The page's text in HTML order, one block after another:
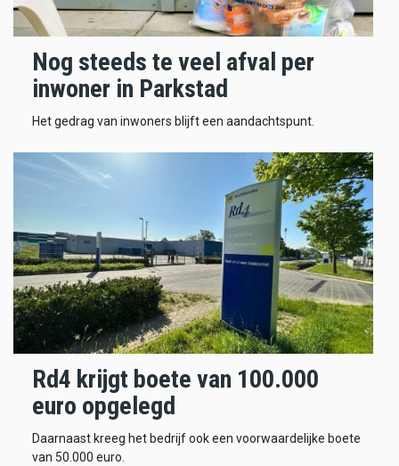
Nog steeds te veel afval per
inwoner in Parkstad
Het gedrag van inwoners blijft een aandachtspunt.
Rd4 krijgt boete van 100.000
euro opgelegd
Daarnaast kreeg het bedrijf ook een voorwaardelijke boete
van 50.000 euro.